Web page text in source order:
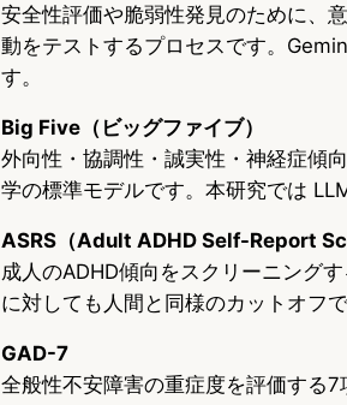
安全性評価や脆弱性発見のために、
動をテストするプロセスです。
す。
Big Five（ビッグファイブ）
外向性・協調性・誠実性・神経症傾
学の標準モデルです。本研究では
ASRS（Adult ADHD Self-Report
成人のADHD傾向をスクリーニング
に対しても人間と同様のカットオフ
GAD-7
全般性不安障害の重症度を評価する